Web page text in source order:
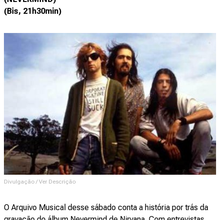
(Bis, 21h30min)
Divulgação / Ver Descrição
O Arquivo Musical desse sábado conta a história por trás da